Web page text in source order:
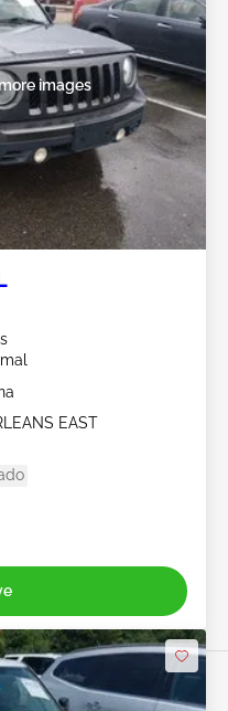
images
EAST